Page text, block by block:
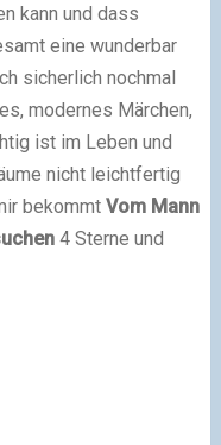
kann und dass
eine wunderbar
sicherlich nochmal
modernes Märchen,
ist im Leben und
nicht leichtfertig
bekommt Vom Mann
4 Sterne und